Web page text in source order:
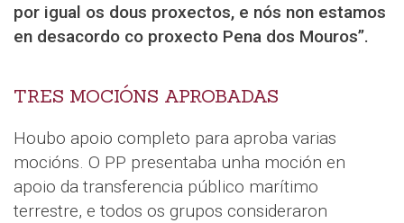
por igual os dous proxectos, e nós non estamos
en desacordo co proxecto Pena dos Mouros”.
TRES MOCIÓNS APROBADAS
Houbo apoio completo para aproba varias
mocións. O PP presentaba unha moción en
apoio da transferencia público marítimo
terrestre, e todos os grupos consideraron